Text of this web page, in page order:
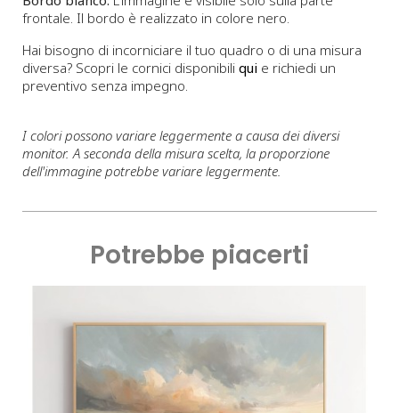
frontale. Il bordo è realizzato in colore nero.
Hai bisogno di incorniciare il tuo quadro o di una misura
diversa? Scopri le cornici disponibili qui e richiedi un
preventivo senza impegno.
I colori possono variare leggermente a causa dei diversi
monitor. A seconda della misura scelta, la proporzione
dell'immagine potrebbe variare leggermente.
Potrebbe piacerti